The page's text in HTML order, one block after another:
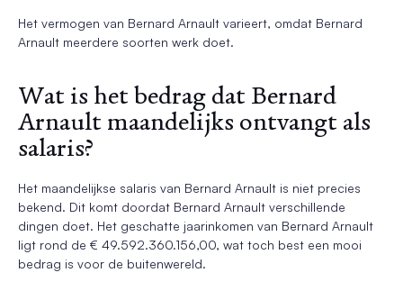
Het vermogen van Bernard Arnault varieert, omdat Bernard
Arnault meerdere soorten werk doet.
Wat is het bedrag dat Bernard
Arnault maandelijks ontvangt als
salaris?
Het maandelijkse salaris van Bernard Arnault is niet precies
bekend. Dit komt doordat Bernard Arnault verschillende
dingen doet. Het geschatte jaarinkomen van Bernard Arnault
ligt rond de € 49.592.360.156,00, wat toch best een mooi
bedrag is voor de buitenwereld.